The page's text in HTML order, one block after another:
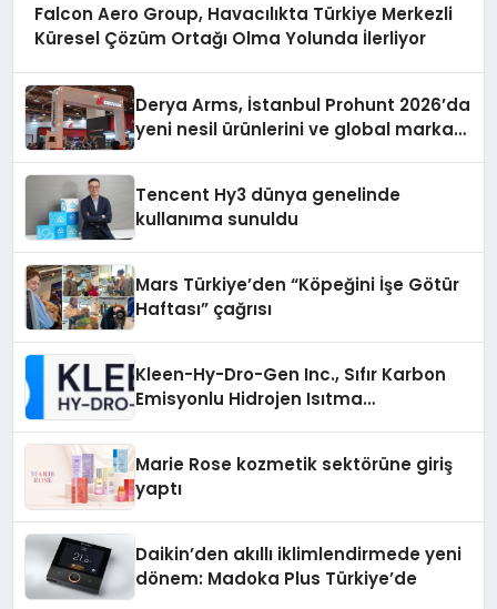
Falcon Aero Group, Havacılıkta Türkiye Merkezli
Küresel Çözüm Ortağı Olma Yolunda İlerliyor
Derya Arms, İstanbul Prohunt 2026’da
yeni nesil ürünlerini ve global marka
Tencent Hy3 dünya genelinde
kullanıma sunuldu
Mars Türkiye’den “Köpeğini İşe Götür
Haftası” çağrısı
Kleen-Hy-Dro-Gen Inc., Sıfır Karbon
Emisyonlu Hidrojen Isıtma
Marie Rose kozmetik sektörüne giriş
yaptı
Daikin’den akıllı iklimlendirmede yeni
dönem: Madoka Plus Türkiye’de